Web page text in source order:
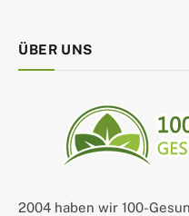
ÜBER UNS
2004 haben wir 100-